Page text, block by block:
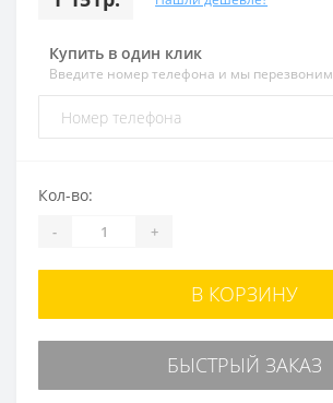
Купить в один клик
Введите номер телефона и мы перезвоним
Кол-во:
- +
В КОРЗИНУ
БЫСТРЫЙ ЗАКАЗ